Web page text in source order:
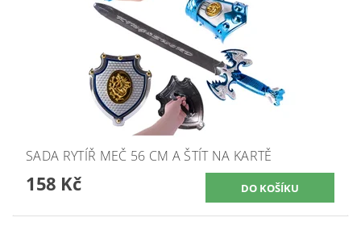
SADA RYTÍŘ MEČ 56 CM A ŠTÍT NA KARTĚ
158 Kč